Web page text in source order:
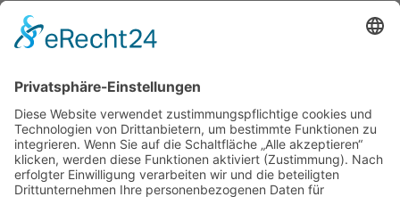
Accessoires
Kleider
Homewear
Jacken & Mäntel
Curvy
Herren
Kids